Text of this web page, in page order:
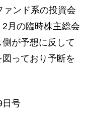
ンド系の投資会
月の臨時株主総会
が予想に反して
っており予断を
日号